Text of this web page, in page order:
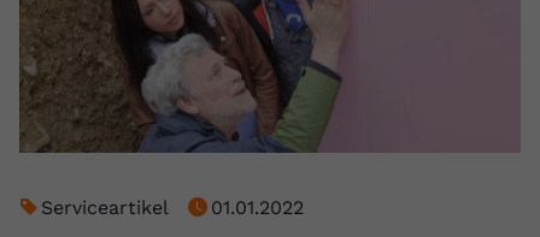
Serviceartikel
01.01.2022